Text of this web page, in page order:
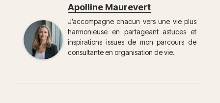
Apolline Maurevert
J’accompagne chacun vers une vie plus
harmonieuse en partageant astuces et
inspirations issues de mon parcours de
consultante en organisation de vie.